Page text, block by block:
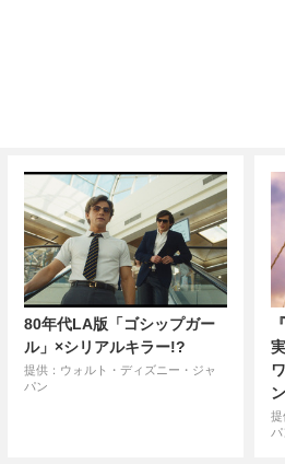
80年代LA版「ゴシップガー
ル」×シリアルキラー!?
提供：ウォルト・ディズニー・ジャ
パン
提
パ